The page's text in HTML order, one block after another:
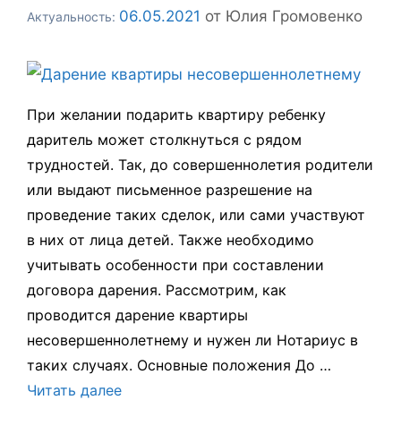
06.05.2021 от Юлия Громовенко
При желании подарить квартиру ребенку
даритель может столкнуться с рядом
трудностей. Так, до совершеннолетия родители
или выдают письменное разрешение на
проведение таких сделок, или сами участвуют
в них от лица детей. Также необходимо
учитывать особенности при составлении
договора дарения. Рассмотрим, как
проводится дарение квартиры
несовершеннолетнему и нужен ли Нотариус в
таких случаях. Основные положения До …
Читать далее